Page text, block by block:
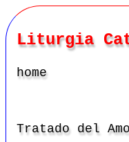
Liturgia
home
Tratado del A